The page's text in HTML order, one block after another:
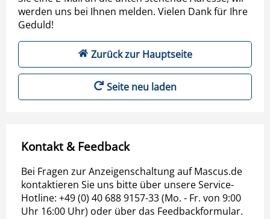
werden uns bei Ihnen melden. Vielen Dank für Ihre
Geduld!
Zurück zur Hauptseite
Seite neu laden
Kontakt & Feedback
Bei Fragen zur Anzeigenschaltung auf Mascus.de
kontaktieren Sie uns bitte über unsere Service-
Hotline: +49 (0) 40 688 9157-33 (Mo. - Fr. von 9:00
Uhr 16:00 Uhr) oder über das Feedbackformular.